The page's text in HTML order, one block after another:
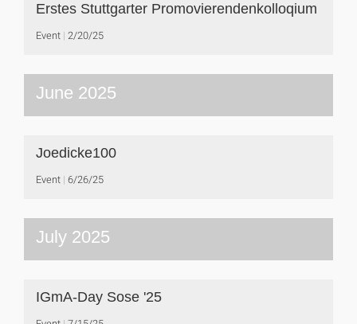
Erstes Stuttgarter Promovierendenkolloqium
Event 2/20/25
June 2025
Joedicke100
Event 6/26/25
July 2025
IGmA-Day Sose '25